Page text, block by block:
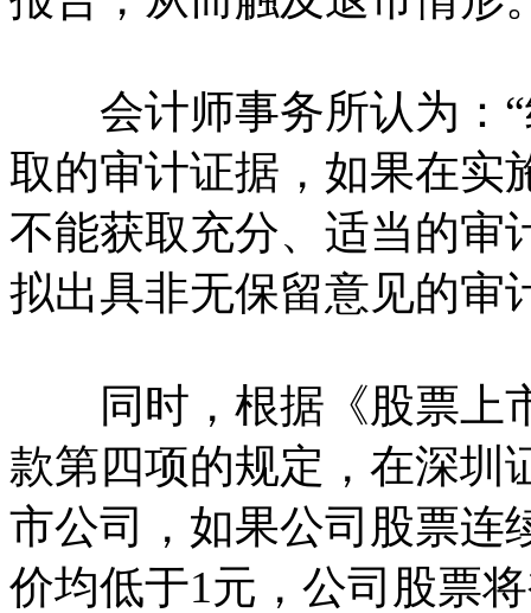
会计师事务所认为：“
取的审计证据，如果在实
不能获取充分、适当的审
拟出具非无保留意见的审
同时，根据《股票上市
款第四项的规定，在深圳
市公司，如果公司股票连
价均低于1元，公司股票